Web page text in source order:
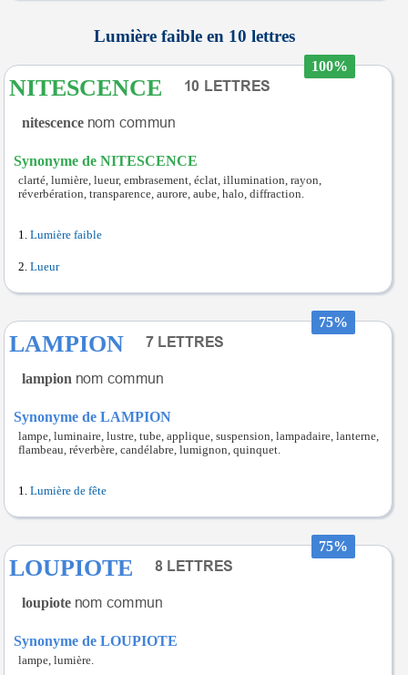
Lumière faible en 10 lettres
100%
NITESCENCE
nitescence
Synonyme de NITESCENCE
clarté, lumière, lueur, embrasement, éclat, illumination, rayon,
réverbération, transparence, aurore, aube, halo, diffraction.
Lumière faible
Lueur
75%
LAMPION
lampion
Synonyme de LAMPION
lampe, luminaire, lustre, tube, applique, suspension, lampadaire, lanterne,
flambeau, réverbère, candélabre, lumignon, quinquet.
Lumière de fête
75%
LOUPIOTE
loupiote
Synonyme de LOUPIOTE
lampe, lumière.